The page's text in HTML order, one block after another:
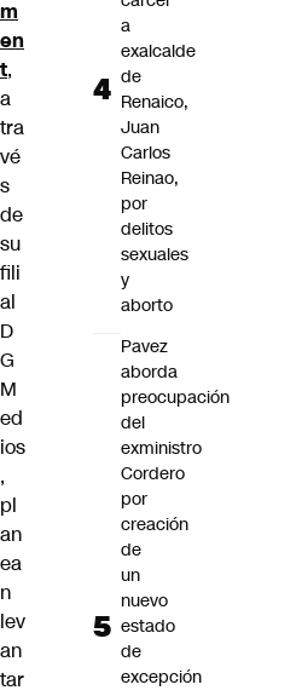
m
en
t,
a
tra
vé
s
de
su
fili
al
D
G
M
ed
ios
,
pl
an
ea
n
lev
an
tar
a
exalcalde
de
Renaico,
Juan
Carlos
Reinao,
por
delitos
sexuales
y
aborto
Pavez
aborda
preocupación
del
exministro
Cordero
por
creación
de
un
nuevo
estado
de
excepción